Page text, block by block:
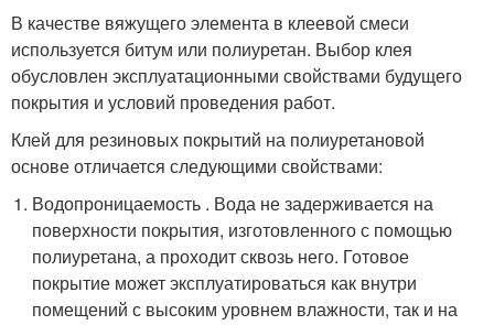
В качестве вяжущего элемента в клеевой смеси
используется битум или полиуретан. Выбор клея
обусловлен эксплуатационными свойствами будущего
покрытия и условий проведения работ.
Клей для резиновых покрытий на полиуретановой
основе отличается следующими свойствами:
Водопроницаемость . Вода не задерживается на
поверхности покрытия, изготовленного с помощью
полиуретана, а проходит сквозь него. Готовое
покрытие может эксплуатироваться как внутри
помещений с высоким уровнем влажности, так и на